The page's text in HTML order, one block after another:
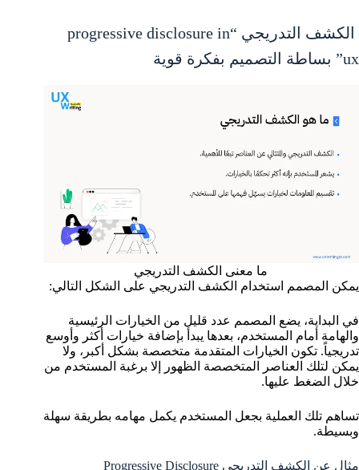
الكشف التدريجي “progressive disclosure in
ux” بساطة التصميم بفكرة قوية
ما معنى الكشف التدريجي
يمكن المصمم استخدام الكشف التدريجي على الشكل التالي:
في البداية، يضع المصمم عدد قليل من الخيارات الرئيسية
والهامة أمام المستخدم، بعدها يبدأ بإضافة خيارات أكثر وأوسع
تدريجياً. تكون الخيارات المتقدمة متخصصة بشكل أكبر، ولا
يمكن لتلك العناصر المتخصصة الظهور إلا برغبة المستخدم من
خلال الضغط عليها.
تساهم تلك العملية بجعل المستخدم يكمل مهامه بطريقة سهلة
وبسيطة.
مثال عن الكشف التدريجي Progressive Disclosure